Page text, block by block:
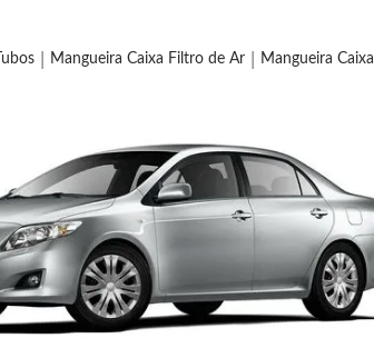
Mangueira Caixa Filtro de Ar Mangueira